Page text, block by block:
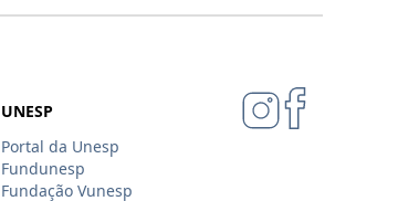
UNESP
Portal da Unesp
Fundunesp
Fundação Vunesp